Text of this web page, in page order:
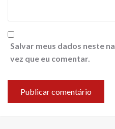
Salvar meus dados neste
vez que eu comentar.